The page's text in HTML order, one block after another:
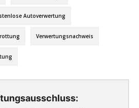
Autoverwertung
Verwertungsnachweis